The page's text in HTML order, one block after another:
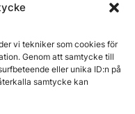
vi tekniker som cookies för
Genom att samtycke till
eller unika ID:n på
samtycke kan